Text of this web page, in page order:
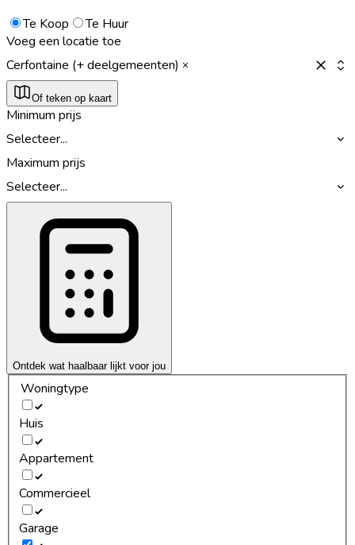
Te Koop
Te Huur
Voeg een locatie toe
Cerfontaine (+ deelgemeenten)
Of teken op kaart
Minimum prijs
Selecteer...
Maximum prijs
Selecteer...
Ontdek wat haalbaar lijkt voor jou
Woningtype
Huis
Appartement
Commercieel
Garage